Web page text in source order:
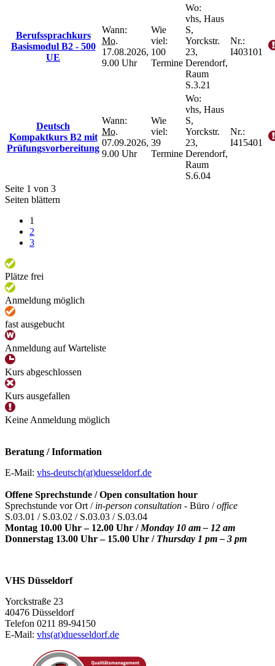
Berufssprachkurs
Basismodul B2 - 500
UE
Wann:
Mo.
17.08.2026,
9.00 Uhr
Wie
viel:
100
Termine
Wo:
vhs, Haus
S,
Yorckstr.
23,
Derendorf,
Raum
S.3.21
Nr.:
I403101
Deutsch
Kompaktkurs B2 mit
Prüfungsvorbereitung
Wann:
Mo.
07.09.2026,
9.00 Uhr
Wie
viel:
39
Termine
Wo:
vhs, Haus
S,
Yorckstr.
23,
Derendorf,
Raum
S.6.04
Nr.:
I415401
Seite 1 von 3
Seiten blättern
1
2
3
Plätze frei
Anmeldung möglich
fast ausgebucht
Anmeldung auf Warteliste
Kurs abgeschlossen
Kurs ausgefallen
Keine Anmeldung möglich
Beratung / Information
E-Mail: vhs-deutsch(at)duesseldorf.de
Offene Sprechstunde / Open consultation hour
Sprechstunde vor Ort / in-person consultation - Büro /office
S.03.01 / S.03.02 / S.03.03 / S.03.04
Montag 10.00 Uhr – 12.00 Uhr / Monday 10 am – 12 am
Donnerstag 13.00 Uhr – 15.00 Uhr / Thursday 1 pm – 3 pm
VHS Düsseldorf
Yorckstraße 23
40476 Düsseldorf
Telefon 0211 89-94150
E-Mail: vhs(at)duesseldorf.de